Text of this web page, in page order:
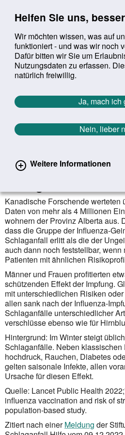
Helfen Sie uns,
Wir möchten wissen, was auf
funktioniert - und was wir noch
Dafür bitten wir Sie um
Nutzungsdaten zu erfassen.
natürlich freiwillig.
Ja, mach ich
Nein, lieber
Weitere Informationen
Suchbegriff:
Sie befinden sich hier:
Startseite Aktuelles Aktuelle
Aktuelle Meldungen
Zurück zur Übersicht
Weniger Grippe,
Kanadische Forschende werteten
Daten von mehr als 4 Millionen
wohnern der Provinz Alberta aus.
dass die Gruppe der Influenza-
Schlag­anfall erlitt als die der
auch dann noch feststellbar,
Patienten mit ähnlichen
Männer und Frauen profitierten
schützenden Effekt der Impfung.
mit unter­schied­lichen Risiken
allen sank nach der Influenza-
Schlag­anfälle unter­schied­licher
verschlüsse ebenso wie für
Hintergrund: Im Winter steigt
Schlaganfälle. Neben
hoch­druck, Rauchen, Diabetes
gelten saisonale Infekte, allen
Ursache für diesen Effekt.
Quelle: Lancet Public Health
influenza vaccination and risk of
population-based study.
Zitiert nach einerMeldung der